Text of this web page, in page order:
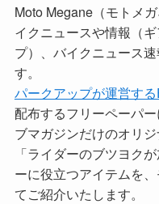
Moto Megane（モトメ
イクニュースや情報（
プ）、バイクニュース
す。
パークアップが運営す
配布するフリーペーパ
ブマガジンだけのオリ
「ライダーのブツヨク
ーに役立つアイテムを
てご紹介いたします。